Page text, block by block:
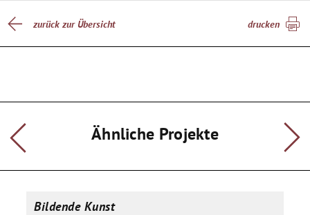
zurück zur Übersicht drucken
Ähnliche Projekte
Bildende Kunst